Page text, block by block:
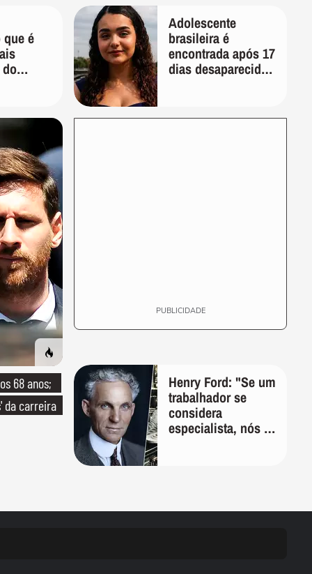
68 anos;
da carreira
é
Adolescente
brasileira é
encontrada após 17
dias desaparecida
PUBLICIDADE
Henry Ford: "Se um
trabalhador se
considera
especialista, nós o